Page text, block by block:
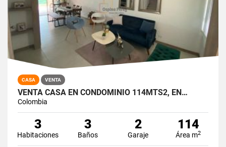
CASA VENTA
VENTA CASA EN CONDOMINIO 114MTS2, EN…
Colombia
3
Habitaciones
3
Baños
2
Garaje
114
Área m2